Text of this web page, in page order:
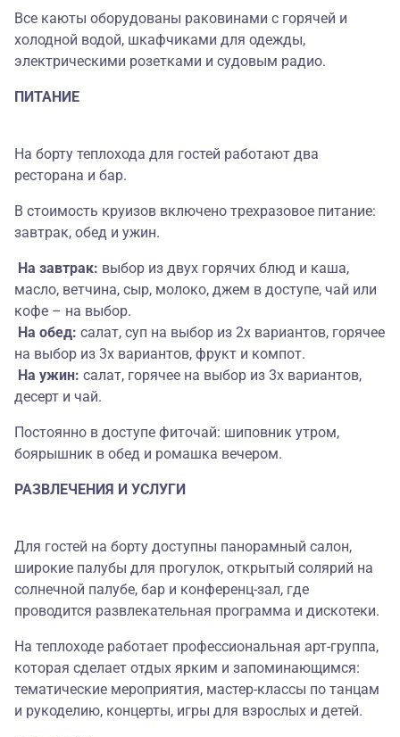
Все каюты оборудованы раковинами с горячей и
холодной водой, шкафчиками для одежды,
электрическими розетками и судовым радио.
ПИТАНИЕ
На борту теплохода для гостей работают два
ресторана и бар.
В стоимость круизов включено трехразовое питание:
завтрак, обед и ужин.
На завтрак: выбор из двух горячих блюд и каша,
масло, ветчина, сыр, молоко, джем в доступе, чай или
кофе – на выбор.
На обед: салат, суп на выбор из 2х вариантов, горячее
на выбор из 3х вариантов, фрукт и компот.
На ужин: салат, горячее на выбор из 3х вариантов,
десерт и чай.
Постоянно в доступе фиточай: шиповник утром,
боярышник в обед и ромашка вечером.
РАЗВЛЕЧЕНИЯ И УСЛУГИ
Для гостей на борту доступны панорамный салон,
широкие палубы для прогулок, открытый солярий на
солнечной палубе, бар и конференц-зал, где
проводится развлекательная программа и дискотеки.
На теплоходе работает профессиональная арт-группа,
которая сделает отдых ярким и запоминающимся:
тематические мероприятия, мастер-классы по танцам
и рукоделию, концерты, игры для взрослых и детей.